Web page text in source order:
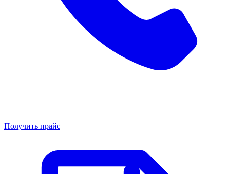
Получить прайс